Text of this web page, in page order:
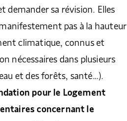
demander sa révision. Elles
pas à la hauteur
climatique, connus et
nécessaires dans plusieurs
et des forêts, santé…).
pour le Logement
concernant le